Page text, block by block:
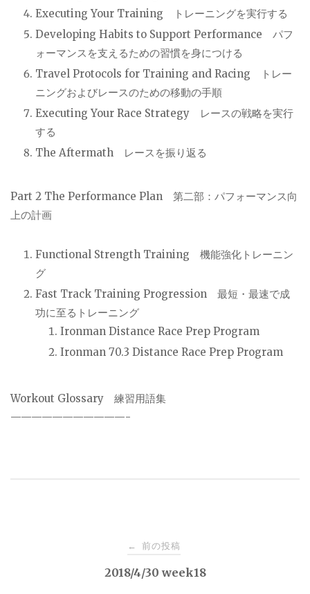
Executing Your Training トレーニングを実行する
Developing Habits to Support Performance パフ
ォーマンスを支えるための習慣を身につける
Travel Protocols for Training and Racing トレー
ニングおよびレースのための移動の手順
Executing Your Race Strategy レースの戦略を実行
する
The Aftermath レースを振り返る
Part 2 The Performance Plan 第二部：パフォーマンス向
上の計画
Functional Strength Training 機能強化トレーニン
グ
Fast Track Training Progression 最短・最速で成
功に至るトレーニング
Ironman Distance Race Prep Program
Ironman 70.3 Distance Race Prep Program
Workout Glossary 練習用語集
———————————-
← 前の投稿
2018/4/30 week18